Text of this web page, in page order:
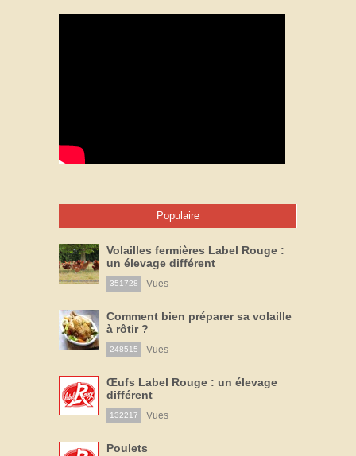
Populaire
Volailles fermières Label Rouge :
un élevage différent
351728 Vues
Comment bien préparer sa volaille
à rôtir ?
248515 Vues
Œufs Label Rouge : un élevage
différent
132217 Vues
Poulets